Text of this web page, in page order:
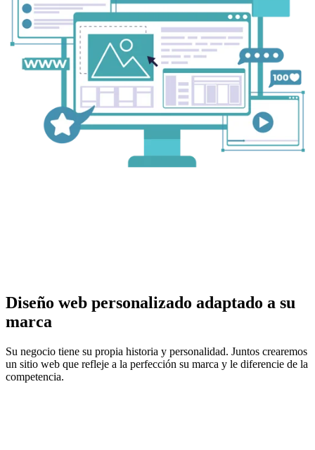
Diseño web personalizado adaptado a su
marca
Su negocio tiene su propia historia y personalidad. Juntos crearemos
un sitio web que refleje a la perfección su marca y le diferencie de la
competencia.